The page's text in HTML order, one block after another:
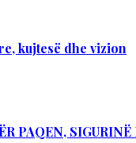
kujtesë dhe vizion
PAQEN,